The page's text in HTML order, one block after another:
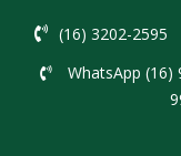
(16) 3202-2595
WhatsApp (16)